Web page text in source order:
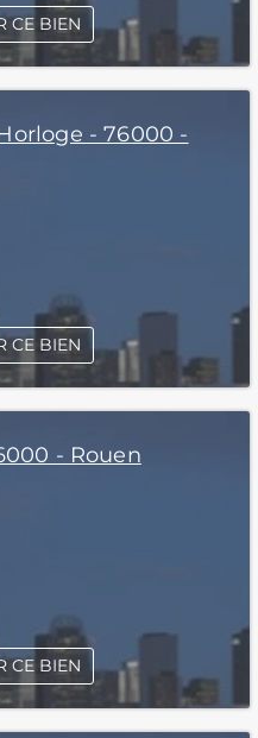
CE BIEN
- 76000 -
CE BIEN
- Rouen
CE BIEN